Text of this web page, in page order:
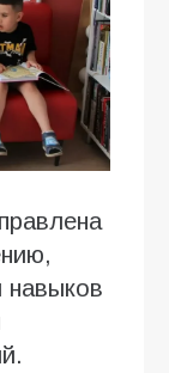
навыков